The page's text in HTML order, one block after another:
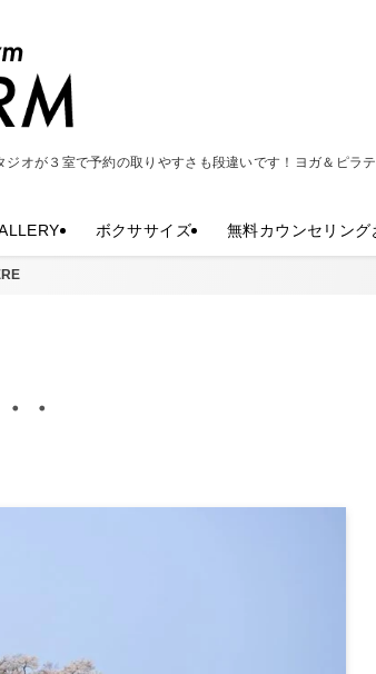
オが３室で予約の取りやすさも段違いです！ヨガ＆ピラ
ボクササイズ 無料カウンセリング
・